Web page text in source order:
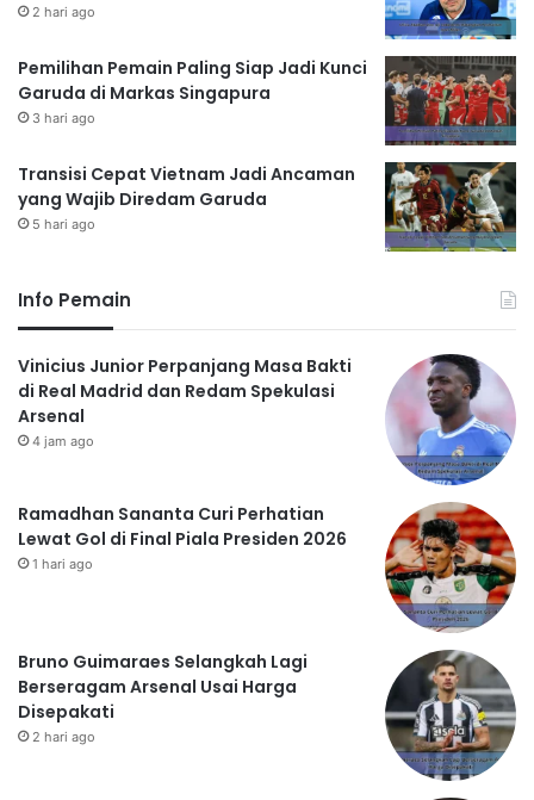
2 hari ago
Pemilihan Pemain Paling Siap Jadi Kunci
Garuda di Markas Singapura
3 hari ago
Transisi Cepat Vietnam Jadi Ancaman
yang Wajib Diredam Garuda
5 hari ago
Info Pemain
Vinicius Junior Perpanjang Masa Bakti
di Real Madrid dan Redam Spekulasi
Arsenal
4 jam ago
Ramadhan Sananta Curi Perhatian
Lewat Gol di Final Piala Presiden 2026
1 hari ago
Bruno Guimaraes Selangkah Lagi
Berseragam Arsenal Usai Harga
Disepakati
2 hari ago